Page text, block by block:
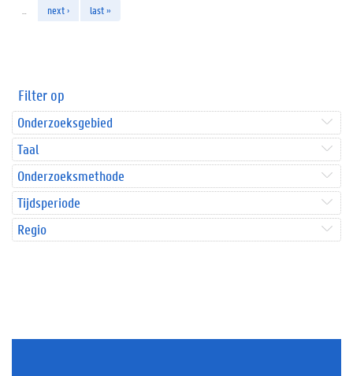
next › last »
Filter op
Onderzoeksgebied
Taal
Onderzoeksmethode
Tijdsperiode
Regio